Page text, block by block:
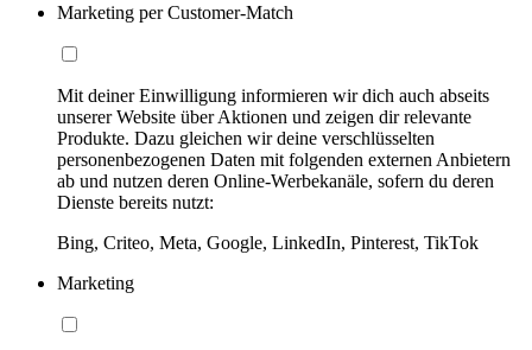
Marketing per Customer-Match
Mit deiner Einwilligung informieren wir dich auch abseits
unserer Website über Aktionen und zeigen dir relevante
Produkte. Dazu gleichen wir deine verschlüsselten
personenbezogenen Daten mit folgenden externen Anbietern
ab und nutzen deren Online-Werbekanäle, sofern du deren
Dienste bereits nutzt:
Bing, Criteo, Meta, Google, LinkedIn, Pinterest, TikTok
Marketing